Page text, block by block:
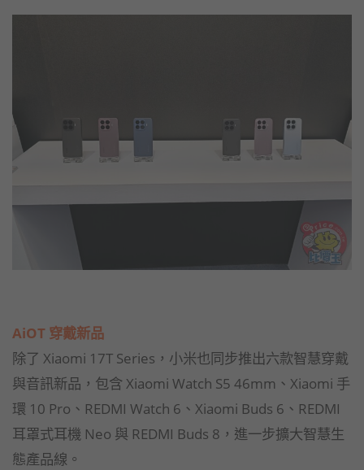
AiOT 穿戴新品
除了 Xiaomi 17T Series，小米也同步推出六款智慧穿戴
與音訊新品，包含 Xiaomi Watch S5 46mm、Xiaomi 手
環 10 Pro、REDMI Watch 6、Xiaomi Buds 6、REDMI
耳罩式耳機 Neo 與 REDMI Buds 8，進一步擴大智慧生
態產品線。